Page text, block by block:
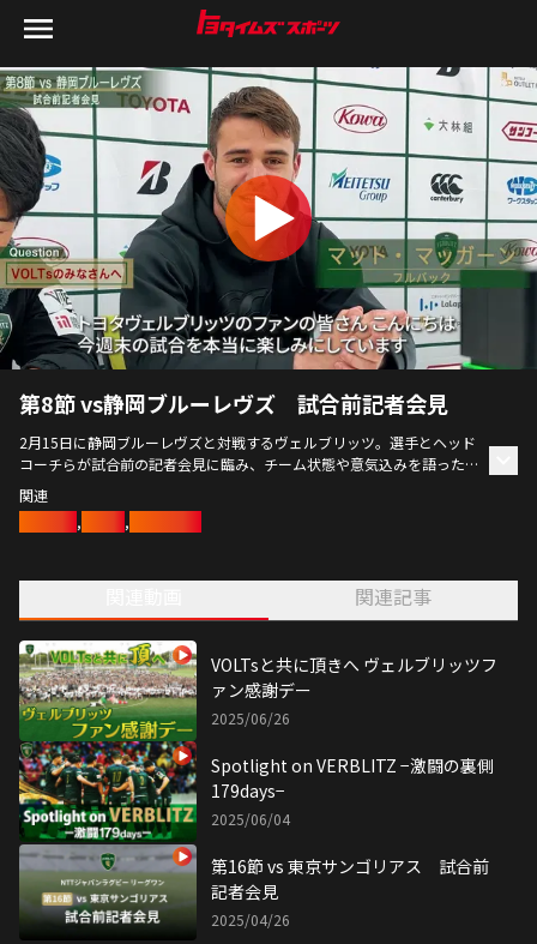
第8節 vs静岡ブルーレヴズ 試合前記者会見
2月15日に静岡ブルーレヴズと対戦するヴェルブリッツ。選手とヘッド
コーチらが試合前の記者会見に臨み、チーム状態や意気込みを語った。
【日　時】2025年2月13日
【登壇者】スティーブ・ハンセンHC、マット・マッガーン、松田力也
関連
, ,
関連記事
VOLTsと共に頂きへ ヴェルブリッツフ
ァン感謝デー
2025/06/26
Spotlight on VERBLITZ −激闘の裏側
179days−
2025/06/04
第16節 vs 東京サンゴリアス 試合前
記者会見
2025/04/26